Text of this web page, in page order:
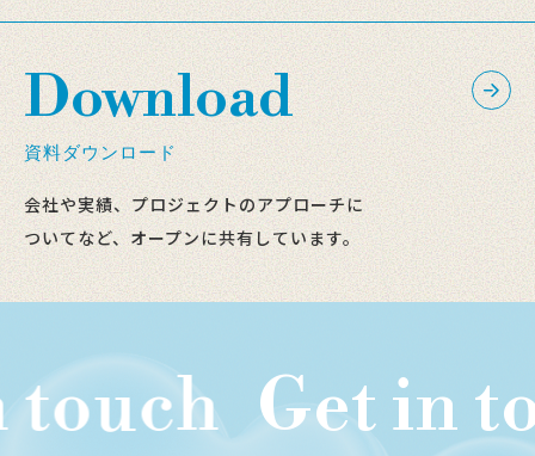
Download
資料ダウンロード
会社や実績、プロジェクトのアプローチに
ついてなど、オープンに共有しています。
Get in